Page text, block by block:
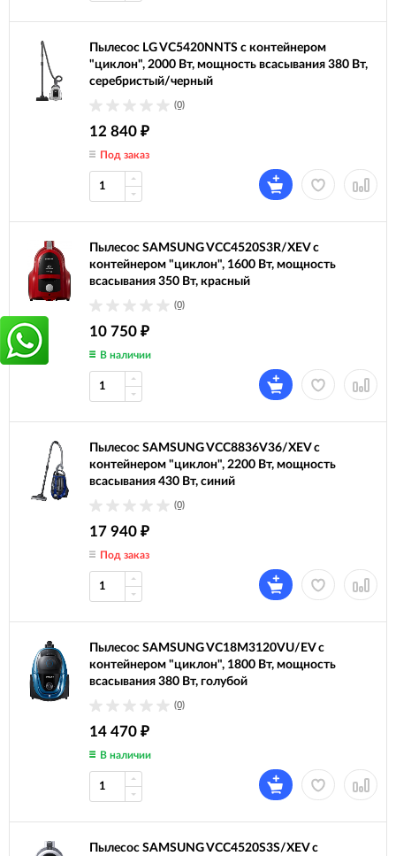
Пылесос LG VC5420NNTS с контейнером
"циклон", 2000 Вт, мощность всасывания 380 Вт,
серебристый/черный
(0)
12 840 ₽
Под заказ
Пылесос SAMSUNG VCC4520S3R/XEV с
контейнером "циклон", 1600 Вт, мощность
всасывания 350 Вт, красный
(0)
10 750 ₽
В наличии
Пылесос SAMSUNG VCC8836V36/XEV с
контейнером "циклон", 2200 Вт, мощность
всасывания 430 Вт, синий
(0)
17 940 ₽
Под заказ
Пылесос SAMSUNG VC18M3120VU/EV с
контейнером "циклон", 1800 Вт, мощность
всасывания 380 Вт, голубой
(0)
14 470 ₽
В наличии
Пылесос SAMSUNG VCC4520S3S/XEV с